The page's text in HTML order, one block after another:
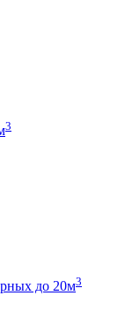
3
до 20м3